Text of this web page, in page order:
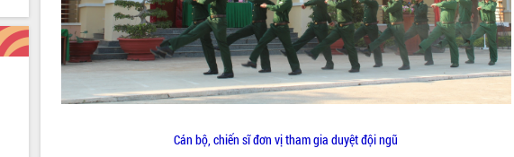
Cán bộ, chiến sĩ đơn vị tham gia duyệt đội ngũ